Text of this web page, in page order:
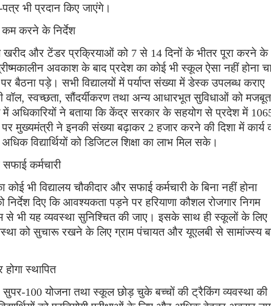
पत्र भी प्रदान किए जाएंगे।
करने के निर्देश
और टेंडर प्रक्रियाओं को 7 से 14 दिनों के भीतर पूरा करने के
अवकाश के बाद प्रदेश का कोई भी स्कूल ऐसा नहीं होना
पर बैठना पड़े। सभी विद्यालयों में पर्याप्त संख्या में डेस्क उपलब्ध कराए
वॉल, स्वच्छता, सौंदर्यीकरण तथा अन्य आधारभूत सुविधाओं को मजबूत
अधिकारियों ने बताया कि केंद्र सरकार के सहयोग से प्रदेश में
मुख्यमंत्री ने इनकी संख्या बढ़ाकर 2 हजार करने की दिशा में कार्य
विद्यार्थियों को डिजिटल शिक्षा का लाभ मिल सके।
कर्मचारी
भी विद्यालय चौकीदार और सफाई कर्मचारी के बिना नहीं होना
निर्देश दिए कि आवश्यकता पड़ने पर हरियाणा कौशल रोजगार निगम
से भी यह व्यवस्था सुनिश्चित की जाए। इसके साथ ही स्कूलों के लिए
को सुचारू रखने के लिए ग्राम पंचायत और यूएलबी से सामांज्स्य
स्थापित
सुपर-100 योजना तथा स्कूल छोड़ चुके बच्चों की ट्रैकिंग व्यवस्था की